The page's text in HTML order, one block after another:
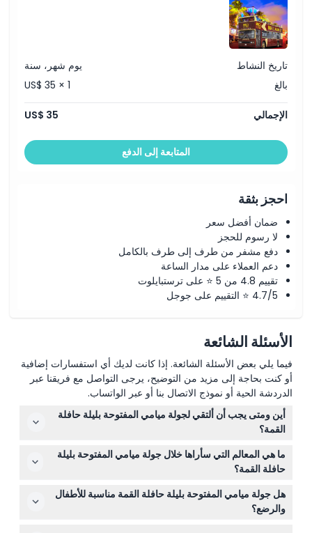
ما يجب معرفته
الموقع
كيفية الاسترداد
سياسة الإلغاء
تاريخ النشاط
يوم شهر، سنة
بالغ
US$ 35 × 1
الإجمالي US$ 35
المتابعة إلى الدفع
احجز بثقة
ضمان أفضل سعر
لا رسوم للحجز
دفع مشفر من طرف إلى طرف بالكامل
دعم العملاء على مدار الساعة
تقييم 4.8 من 5 ⭐ على ترستبايلوت
4.7/5 ⭐ التقييم على جوجل
الأسئلة الشائعة
فيما يلي بعض الأسئلة الشائعة. إذا كانت لديك أي استفسارات إضافية
أو كنت بحاجة إلى مزيد من التوضيح، يرجى التواصل مع فريقنا عبر
الدردشة الحية أو نموذج الاتصال بنا أو عبر الواتساب.
أين ومتى يجب أن ألتقي لجولة ميامي المفتوحة بليلة حافلة
القمة؟
يجب أن تلتقي في بايسايد ماركيتبليس قبل موعد الانطلاق في
الساعة 8:00 مساءً بخمس عشرة دقيقة على الأقل لتأمين
مقعدك، حيث يُمنح المقعد على أساس أسبقية الحضور (قد يتغير
هذا - يرجى التأكد وقت الحجز).
ما هي المعالم التي سأراها خلال جولة ميامي المفتوحة بليلة
حافلة القمة؟
تأخذك الجولة عبر وسط مدينة ميامي، بريكل، وعبر جسر كي
بيسكاين، مقدمة مناظر خلابة للأفق المضاء لميامي، والحياة
الليلية النابضة، والأماكن الثقافية الشهيرة.
هل جولة ميامي المفتوحة بليلة حافلة القمة مناسبة للأطفال
والرضع؟